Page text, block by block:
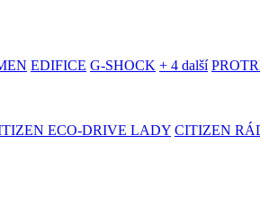
EDIFICE G-SHOCK + 4 další
ECO-DRIVE LADY CITIZEN